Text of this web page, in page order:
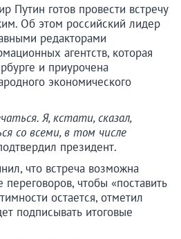
Путин готов провести встречу
Об этом российский лидер
редакторами
агентств, которая
и приурочена
экономического
Я, кстати, сказал,
со всеми, в том числе
президент.
что встреча возможна
чтобы «поставить
остается, отметил
подписывать итоговые